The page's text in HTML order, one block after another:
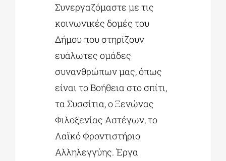
Συνεργαζόμαστε με τις
κοινωνικές δομές του
Δήμου που στηρίζουν
ευάλωτες ομάδες
συνανθρώπων μας, όπως
είναι το Βοήθεια στο σπίτι,
τα Συσσίτια, ο Ξενώνας
Φιλοξενίας Αστέγων, το
Λαϊκό Φροντιστήριο
Αλληλεγγύης. Έργα